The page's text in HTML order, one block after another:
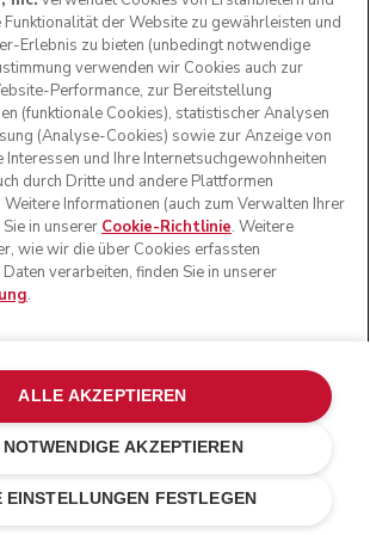
€ 23,70
BEI VERFÜGBARKEIT PER E-MAIL
BENACHRICHTIGEN
- Alle Rechte vorbehalten. KitchenAid
Küchenmaschine sind eingetragene
den USA und in anderen Ländern.
Online-Schlichtung
der Website zu gewährleisten und
Erlebnis zu bieten (unbedingt notwendige
verwenden wir Cookies auch zur
Performance, zur Bereitstellung
(funktionale Cookies), statistischer Analysen
(Analyse-Cookies) sowie zur Anzeige von
Interessen und Ihre Internetsuchgewohnheiten
durch Dritte und andere Plattformen
Informationen (auch zum Verwalten Ihrer
in unserer Cookie-Richtlinie. Weitere
wie wir die über Cookies erfassten
verarbeiten, finden Sie in unserer
.
EINSTELLUNGEN FESTLEGEN
NOTWENDIGE AKZEPTIEREN
ALLE AKZEPTIEREN